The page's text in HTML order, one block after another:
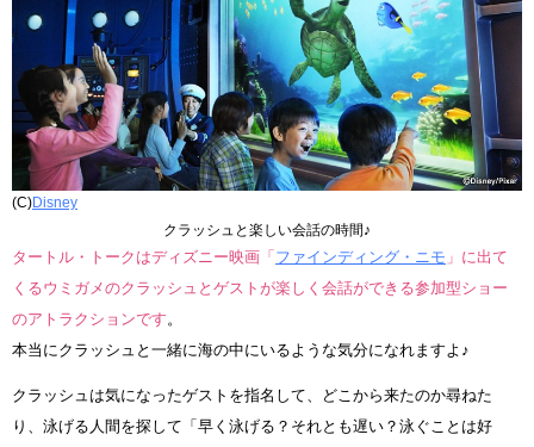
(C)Disney
クラッシュと楽しい会話の時間♪
タートル・トークはディズニー映画「 ファインディング・ニモ 」に出て
くるウミガメのクラッシュとゲストが楽しく会話ができる参加型ショー
のアトラクションです。
本当にクラッシュと一緒に海の中にいるような気分になれますよ♪
クラッシュは気になったゲストを指名して、どこから来たのか尋ねた
り、泳げる人間を探して「早く泳げる？それとも遅い？泳ぐことは好